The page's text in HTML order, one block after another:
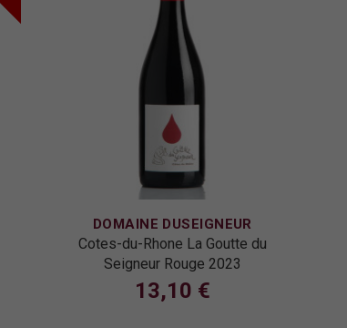
DOMAINE DUSEIGNEUR
Cotes-du-Rhone La Goutte du
Seigneur Rouge 2023
13,10 €